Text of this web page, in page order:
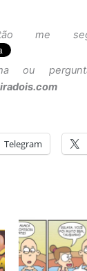
me
ou
Telegram